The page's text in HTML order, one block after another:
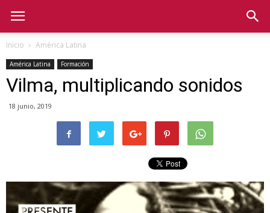
Inicio América Latina
América Latina Formación
Vilma, multiplicando sonidos
18 junio, 2019